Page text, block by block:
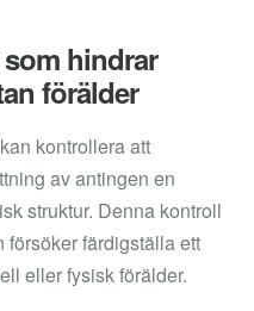
som hindrar
förälder
kontrollera att
av antingen en
struktur. Denna kontroll
försöker färdigställa ett
eller fysisk förälder.